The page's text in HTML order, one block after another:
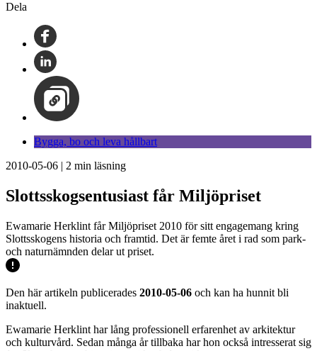
Dela
Bygga, bo och leva hållbart
2010-05-06 | 2 min läsning
Slottsskogsentusiast får Miljöpriset
Ewamarie Herklint får Miljöpriset 2010 för sitt engagemang kring
Slottsskogens historia och framtid. Det är femte året i rad som park-
och naturnämnden delar ut priset.
Den här artikeln publicerades 2010-05-06 och kan ha hunnit bli
inaktuell.
Ewamarie Herklint har lång professionell erfarenhet av arkitektur
och kulturvård. Sedan många år tillbaka har hon också intresserat sig